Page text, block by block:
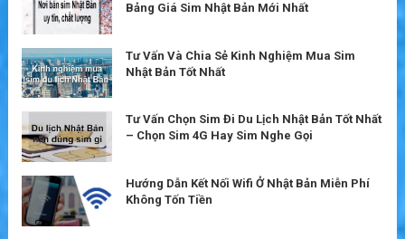
Bảng Giá Sim Nhật Bản Mới Nhất
Tư Vấn Và Chia Sẻ Kinh Nghiệm Mua Sim
Nhật Bản Tốt Nhất
Tư Vấn Chọn Sim Đi Du Lịch Nhật Bản Tốt Nhất
– Chọn Sim 4G Hay Sim Nghe Gọi
Hướng Dẫn Kết Nối Wifi Ở Nhật Bản Miễn Phí
Không Tốn Tiền